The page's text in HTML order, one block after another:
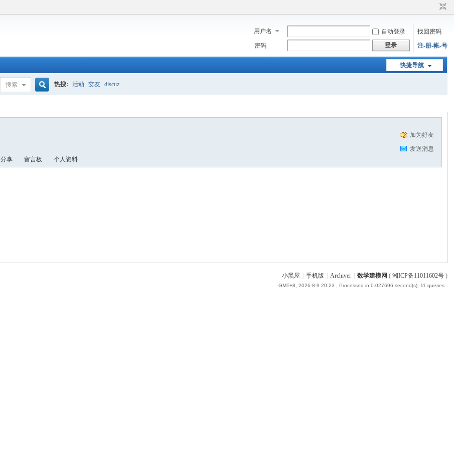
用户名 自动登录
找回密码
密码
登录 注-册-帐-号
快捷导航
搜索 热搜: 活动 交友 discuz
加为好友
发送消息
分享 留言板 个人资料
小黑屋 手机版 Archiver 数学建模网 ( 湘ICP备11011602号)
GMT+8, 2026-8-9 20:23 , Processed in 0.027696 second(s), 11 queries .